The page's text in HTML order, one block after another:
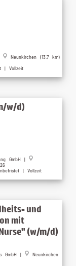
Neunkirchen (13.7 km)
| Vollzeit
w/d)
GmbH |
| Vollzeit
und
mit
(w/m/d)
GmbH |
Neunkirchen